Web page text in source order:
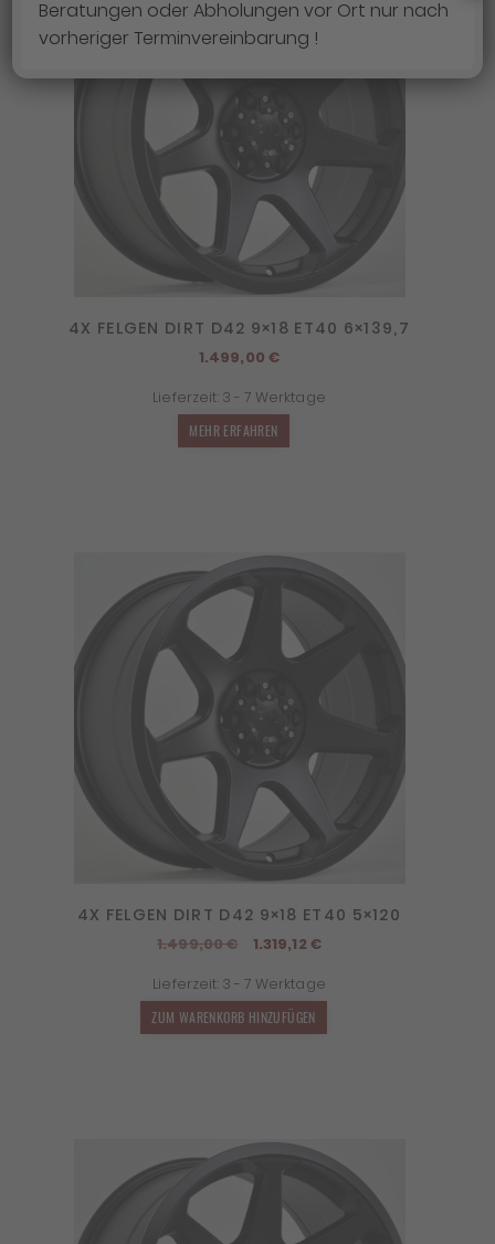
4X FELGEN DIRT D42 9×18 ET40 6×139,7
1.499,00€
Lieferzeit: 3 - 7 Werktage
MEHR ERFAHREN
4X FELGEN DIRT D42 9×18 ET40 5×120
1.499,00€
Ursprünglicher
war:
1.499,00 €
1.319,12 €Aktueller
ist:
Lieferzeit: 3 - 7 Werktage
ZUM WARENKORB HINZUFÜGEN
Beratungen oder Abholungen vor Ort nur nach
vorheriger Terminvereinbarung !